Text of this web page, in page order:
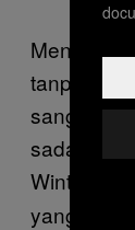
tanpa
sangat
sadar bisa
Winter
yang